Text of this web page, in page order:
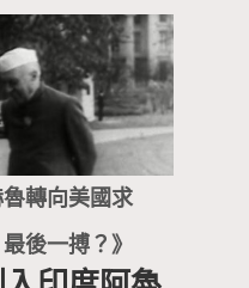
轉向美國求
後一搏？》